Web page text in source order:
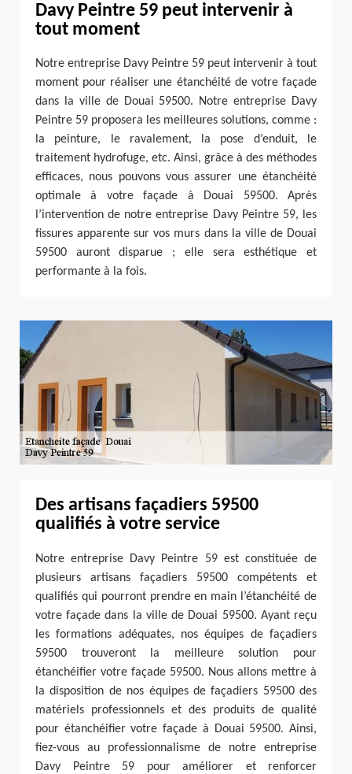
Davy Peintre 59 peut intervenir à
tout moment
Notre entreprise Davy Peintre 59 peut intervenir à tout
moment pour réaliser une étanchéité de votre façade
dans la ville de Douai 59500. Notre entreprise Davy
Peintre 59 proposera les meilleures solutions, comme :
la peinture, le ravalement, la pose d’enduit, le
traitement hydrofuge, etc. Ainsi, grâce à des méthodes
efficaces, nous pouvons vous assurer une étanchéité
optimale à votre façade à Douai 59500. Après
l’intervention de notre entreprise Davy Peintre 59, les
fissures apparente sur vos murs dans la ville de Douai
59500 auront disparue ; elle sera esthétique et
performante à la fois.
Des artisans façadiers 59500
qualifiés à votre service
Notre entreprise Davy Peintre 59 est constituée de
plusieurs artisans façadiers 59500 compétents et
qualifiés qui pourront prendre en main l’étanchéité de
votre façade dans la ville de Douai 59500. Ayant reçu
les formations adéquates, nos équipes de façadiers
59500 trouveront la meilleure solution pour
étanchéifier votre façade 59500. Nous allons mettre à
la disposition de nos équipes de façadiers 59500 des
matériels professionnels et des produits de qualité
pour étanchéifier votre façade à Douai 59500. Ainsi,
fiez-vous au professionnalisme de notre entreprise
Davy Peintre 59 pour améliorer et renforcer